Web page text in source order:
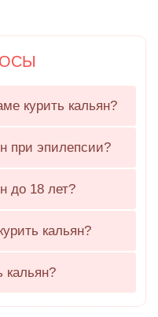
курить кальян?
при эпилепсии?
до 18 лет?
кальян?
кальян?